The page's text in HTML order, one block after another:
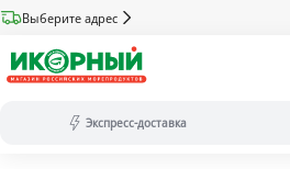
Выберите адрес
Экспресс-доставка